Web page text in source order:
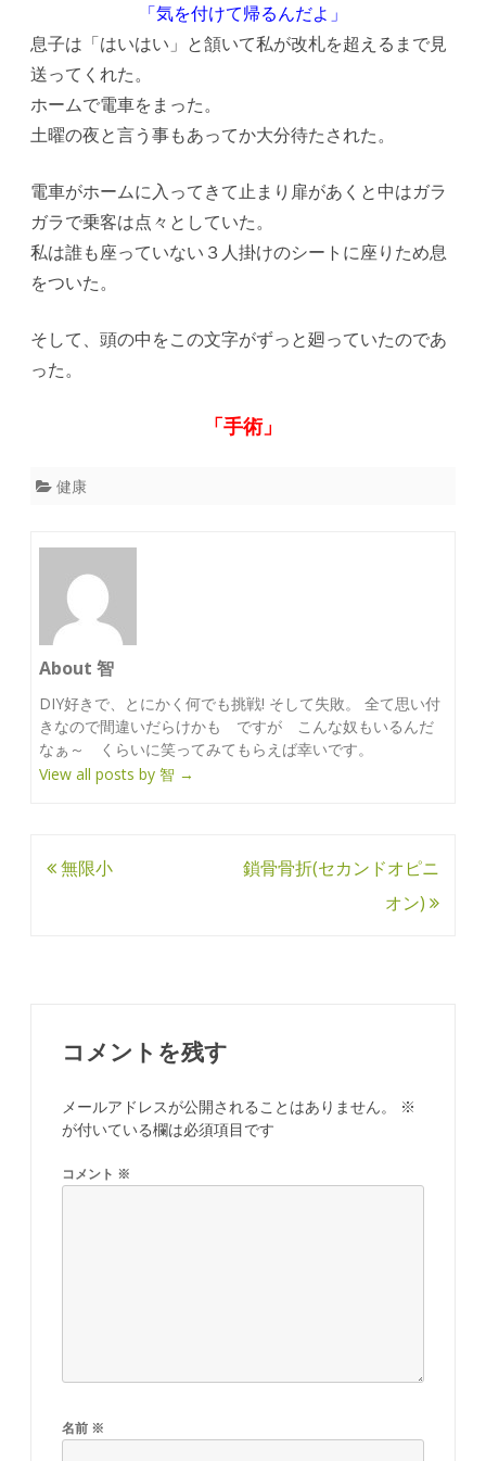
「気を付けて帰るんだよ」
息子は「はいはい」と頷いて私が改札を超えるまで見
送ってくれた。
ホームで電車をまった。
土曜の夜と言う事もあってか大分待たされた。
電車がホームに入ってきて止まり扉があくと中はガラ
ガラで乗客は点々としていた。
私は誰も座っていない３人掛けのシートに座りため息
をついた。
そして、頭の中をこの文字がずっと廻っていたのであ
った。
「手術」
健康
About 智
DIY好きで、とにかく何でも挑戦! そして失敗。 全て思い付
きなので間違いだらけかも ですが こんな奴もいるんだ
なぁ～ くらいに笑ってみてもらえば幸いです。
View all posts by 智 →
投無限小
鎖骨骨折(セカンドオピニ
オン)
コメントを残す
メールアドレスが公開されることはありません。
※
が付いている欄は必須項目です
コメント ※
名前 ※